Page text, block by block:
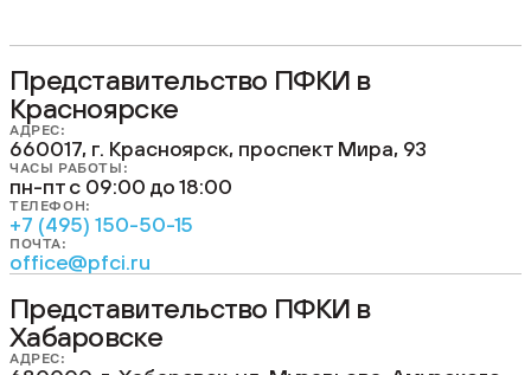
Представительство ПФКИ в
Красноярске
АДРЕС:
660017, г. Красноярск, проспект Мира, 93
ЧАСЫ РАБОТЫ:
пн-пт с 09:00 до 18:00
ТЕЛЕФОН:
+7 (495) 150-50-15
ПОЧТА:
office@pfci.ru
Представительство ПФКИ в
Хабаровске
АДРЕС: